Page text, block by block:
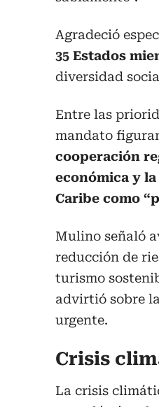
Agradeció
35 Estados
diversidad
Entre las
mandato
cooperación
económica y
Caribe como
Mulino señaló
reducción de
turismo
advirtió sobre
urgente.
Crisis
La crisis